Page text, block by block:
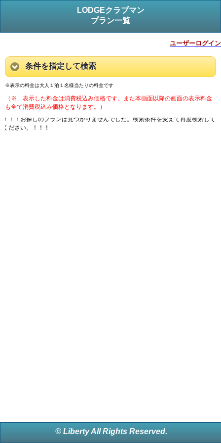
LODGEクラブマン
プラン一覧
ユーザーログイン
条件を指定して検索
※表示の料金は大人１泊１名様当たりの料金です
（※ 表示した料金は消費税込み価格です。また本画面以降の画面の表示料金
も全て消費税込み価格となります。）
！！！お探しのプランは見つかりませんでした。検索条件を変えて再度検索して
ください。！！！
© Liberty All Rights Reserved.